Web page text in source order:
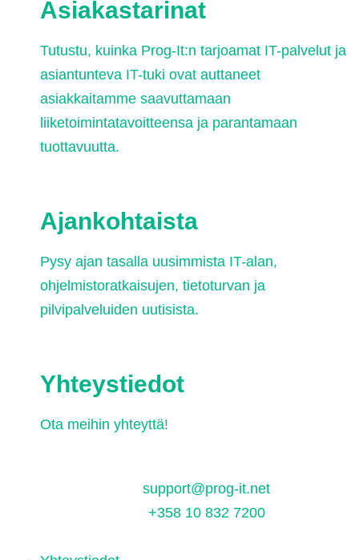
Asiakastarinat
Tutustu, kuinka Prog-It:n tarjoamat IT-palvelut ja
asiantunteva IT-tuki ovat auttaneet
asiakkaitamme saavuttamaan
liiketoimintatavoitteensa ja parantamaan
tuottavuutta.
Ajankohtaista
Pysy ajan tasalla uusimmista IT-alan,
ohjelmistoratkaisujen, tietoturvan ja
pilvipalveluiden uutisista.
Yhteystiedot
Ota meihin yhteyttä!
support@prog-it.net
+358 10 832 7200